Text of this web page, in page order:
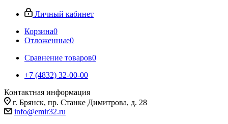
Личный кабинет
Корзина0
Отложенные0
Сравнение товаров0
+7 (4832) 32-00-00
Контактная информация
г. Брянск, пр. Станке Димитрова, д. 28
info@emir32.ru